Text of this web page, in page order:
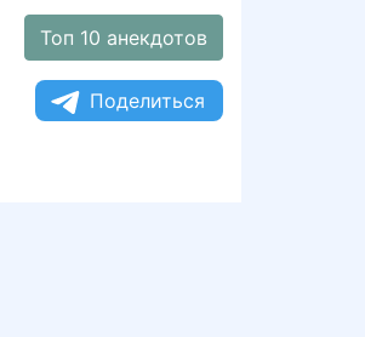
Топ 10 анекдотов
Поделиться